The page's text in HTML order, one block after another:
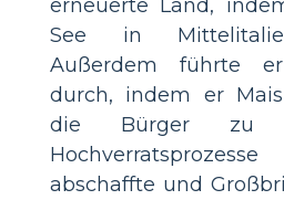
erneuerte Land,
See in
Außerdem führte er
durch, indem er
die Bürger zu
abschaffte und